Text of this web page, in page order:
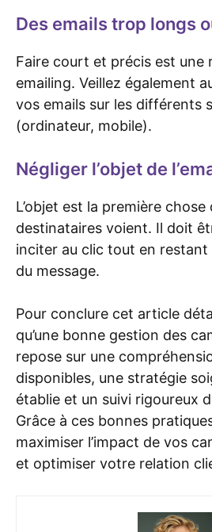
Des emails trop longs
Faire court et précis est une
emailing. Veillez également
vos emails sur les différents
(ordinateur, mobile).
Négliger l’objet de
L’objet est la première chose
destinataires voient. Il doit
inciter au clic tout en restant
du message.
Pour conclure cet article
qu’une bonne gestion des
repose sur une
disponibles, une stratégie
établie et un suivi rigoureux
Grâce à ces bonnes
maximiser l’impact de vos
et optimiser votre relation